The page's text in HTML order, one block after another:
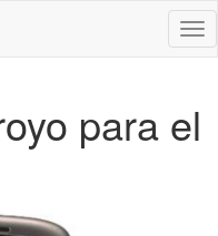
para el